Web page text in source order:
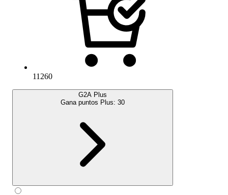
11260
G2A Plus
Gana puntos Plus: 30